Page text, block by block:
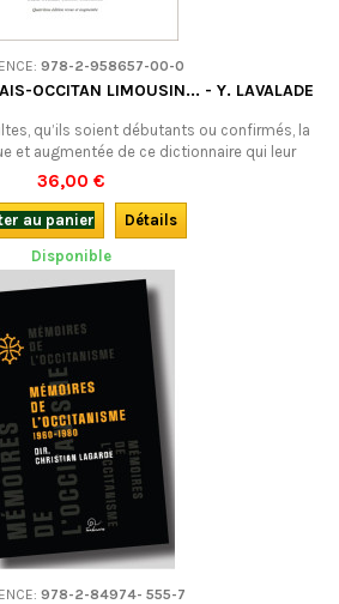
978-2-958657-00-0
OCCITAN LIMOUSIN... - Y. LAVALADE
qu’ils soient débutants ou confirmés, la
et augmentée de ce dictionnaire qui leur
à l’occitan. Bilingue français-occitan
(limousin).
36,00 €
au panier
Détails
Disponible
978-2-84974- 555-7